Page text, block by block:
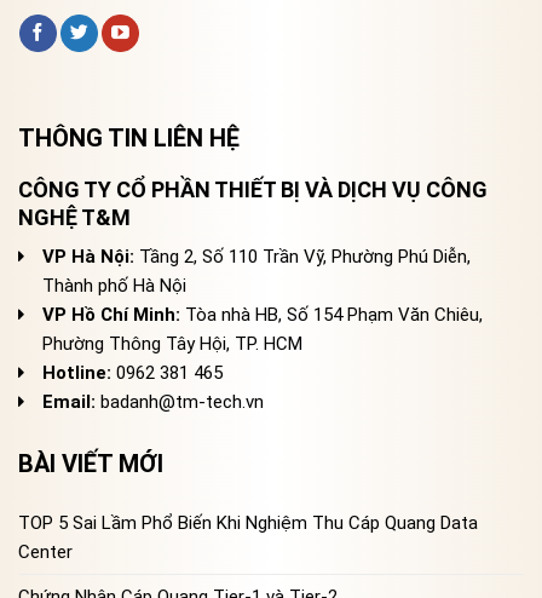
THÔNG TIN LIÊN HỆ
CÔNG TY CỔ PHẦN THIẾT BỊ VÀ DỊCH VỤ CÔNG
NGHỆ T&M
VP Hà Nội: Tầng 2, Số 110 Trần Vỹ, Phường Phú Diễn,
Thành phố Hà Nội
VP Hồ Chí Minh: Tòa nhà HB, Số 154 Phạm Văn Chiêu,
Phường Thông Tây Hội, TP. HCM
Hotline: 0962 381 465
Email: badanh@tm-tech.vn
BÀI VIẾT MỚI
TOP 5 Sai Lầm Phổ Biến Khi Nghiệm Thu Cáp Quang Data
Center